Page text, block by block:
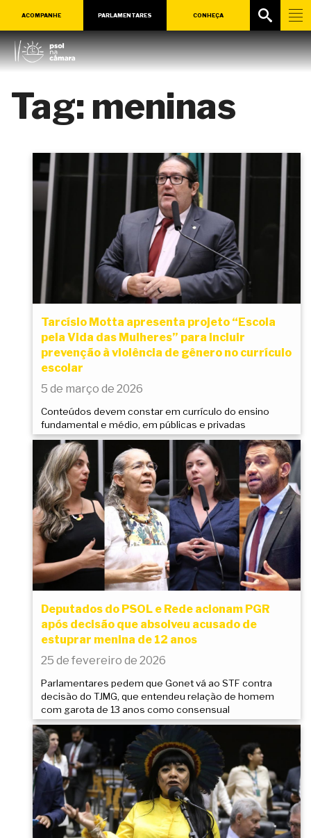
ACOMPANHE PARLAMENTARES CONHEÇA
Tag: meninas
Tarcísio Motta apresenta projeto “Escola
pela Vida das Mulheres” para incluir
prevenção à violência de gênero no currículo
escolar
5 de março de 2026
Conteúdos devem constar em currículo do ensino
fundamental e médio, em públicas e privadas
Deputados do PSOL e Rede acionam PGR
após decisão que absolveu acusado de
estuprar menina de 12 anos
25 de fevereiro de 2026
Parlamentares pedem que Gonet vá ao STF contra
decisão do TJMG, que entendeu relação de homem
com garota de 13 anos como consensual